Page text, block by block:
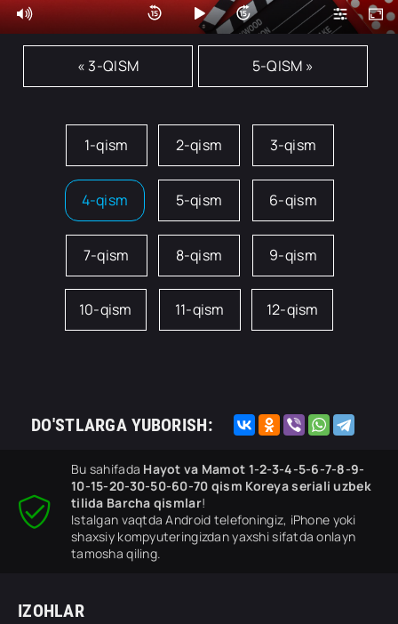
« 3-QISM 5-QISM »
1-qism 2-qism 3-qism
4-qism 5-qism 6-qism
7-qism 8-qism 9-qism
10-qism 11-qism 12-qism
DO'STLARGA YUBORISH:
Bu sahifada Hayot va Mamot 1-2-3-4-5-6-7-8-9-
10-15-20-30-50-60-70 qism Koreya seriali uzbek
tilida Barcha qismlar!
Istalgan vaqtda Android telefoningiz, iPhone yoki
shaxsiy kompyuteringizdan yaxshi sifatda onlayn
tamosha qiling.
IZOHLAR